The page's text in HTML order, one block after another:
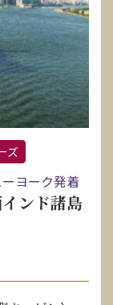
ズ
ヨーク発着
ンド諸島